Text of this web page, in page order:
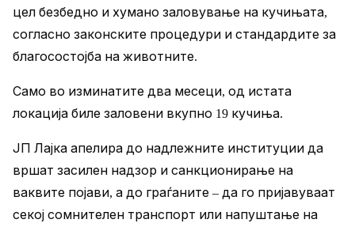
цел безбедно и хумано заловување на кучињата,
согласно законските процедури и стандардите за
благосостојба на животните.
Само во изминатите два месеци, од истата
локација биле заловени вкупно 19 кучиња.
ЈП Лајка апелира до надлежните институции да
вршат засилен надзор и санкционирање на
ваквите појави, а до граѓаните – да го пријавуваат
секој сомнителен транспорт или напуштање на